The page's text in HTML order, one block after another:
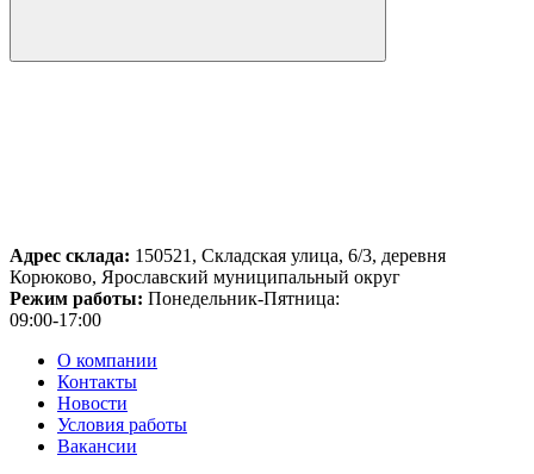
Адрес склада: 150521, Складская улица, 6/3, деревня
Корюково, Ярославский муниципальный округ
Режим работы: Понедельник-Пятница:
09:00-17:00
О компании
Контакты
Новости
Условия работы
Вакансии